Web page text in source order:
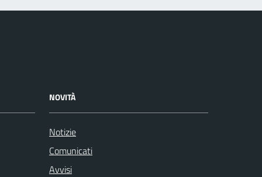
NOVITÀ
Notizie
Comunicati
Avvisi